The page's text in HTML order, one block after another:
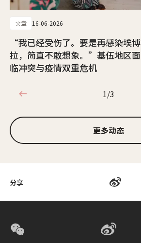
分享
文章 16-06-2026
“我已经受伤了。要是再感染埃博
拉，简直不敢想象。”基伍地区面
临冲突与疫情双重危机
1/3
1/3
更多动态